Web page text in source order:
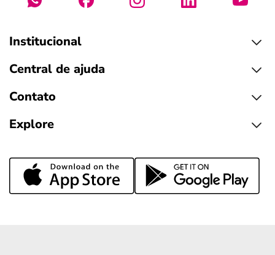
Institucional
Central de ajuda
Contato
Explore